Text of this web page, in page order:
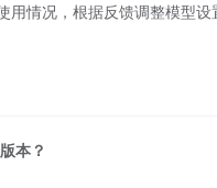
情况，根据反馈调整模型设
本？